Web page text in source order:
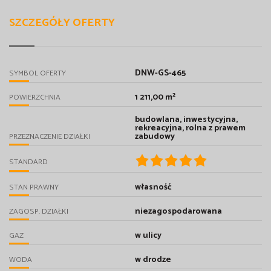
SZCZEGÓŁY OFERTY
SYMBOL OFERTY DNW-GS-465
POWIERZCHNIA 1 211,00 m²
PRZEZNACZENIE DZIAŁKI
budowlana, inwestycyjna,
rekreacyjna, rolna z prawem
zabudowy
STANDARD
STAN PRAWNY własność
ZAGOSP. DZIAŁKI niezagospodarowana
GAZ w ulicy
WODA w drodze